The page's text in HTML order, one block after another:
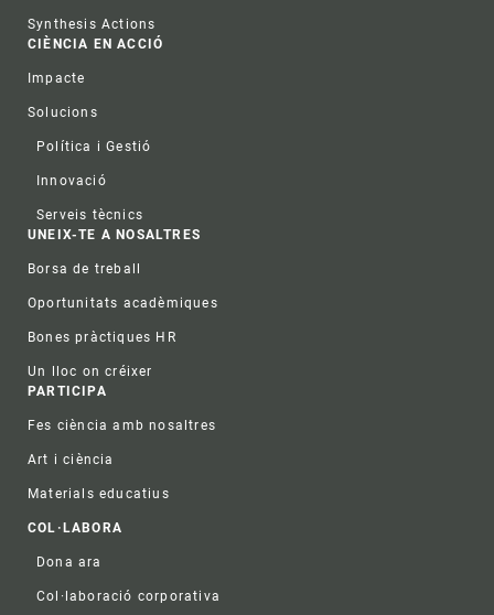
Synthesis Actions
CIÈNCIA EN ACCIÓ
Impacte
Solucions
Política i Gestió
Innovació
Serveis tècnics
UNEIX-TE A NOSALTRES
Borsa de treball
Oportunitats acadèmiques
Bones pràctiques HR
Un lloc on créixer
PARTICIPA
Fes ciència amb nosaltres
Art i ciència
Materials educatius
COL·LABORA
Dona ara
Col·laboració corporativa